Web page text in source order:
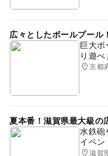
広々としたボールプール
巨大ボ
り遊べ
京都
夏本番！滋賀県最大級の
水鉄砲
イベ
滋賀